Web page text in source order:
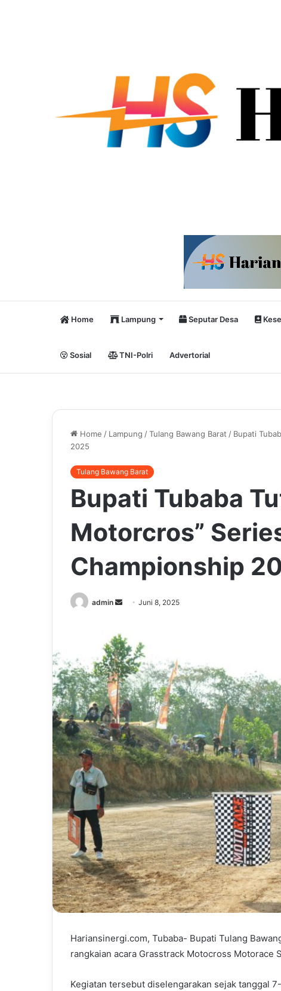
Home Lampung Seputar Desa
Sosial TNI-Polri Advertorial
Home / Lampung /Tulang Bawang Barat / Bupati
2025
Tulang Bawang Barat
Bupati Tubaba
Motorcros”
Championship
admin
SendJuni 8, 2025
Hariansinergi.com, Tubaba- Bupati Tulang
rangkaian acara Grasstrack Motocross Motorace
Kegiatan tersebut diselengarakan sejak tanggal